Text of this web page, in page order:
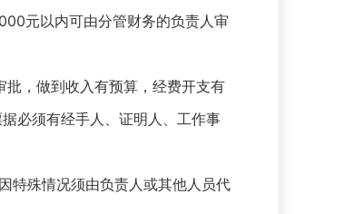
元以内可由分管财务的负责人审
，做到收入有预算，经费开支有
必须有经手人、证明人、工作事
特殊情况须由负责人或其他人员代